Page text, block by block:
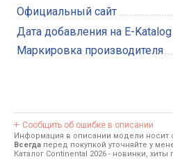
Официальный сайт
Дата добавления на E-Katalog
Маркировка производителя
Сообщить об ошибке в описании
Информация в описании модели носит
Всегда перед покупкой уточняйте у
Каталог Continental 2026 - новинки, хиты